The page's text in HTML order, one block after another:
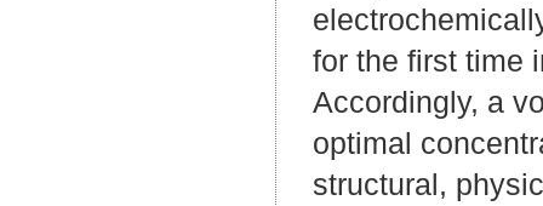
for the first time
Accordingly, a
optimal
structural,